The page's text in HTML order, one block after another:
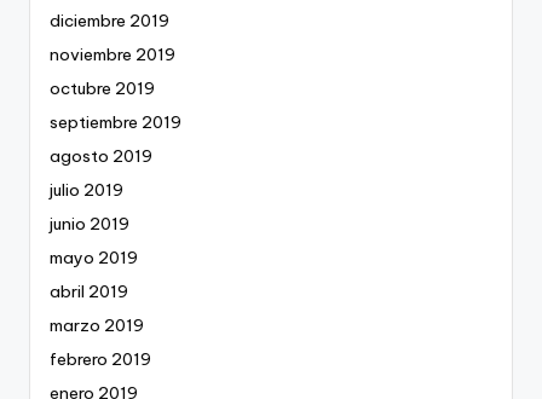
diciembre 2019
noviembre 2019
octubre 2019
septiembre 2019
agosto 2019
julio 2019
junio 2019
mayo 2019
abril 2019
marzo 2019
febrero 2019
enero 2019